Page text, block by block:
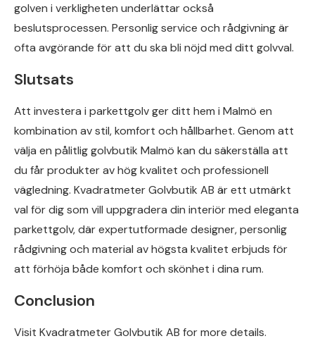
golven i verkligheten underlättar också
beslutsprocessen. Personlig service och rådgivning är
ofta avgörande för att du ska bli nöjd med ditt golvval.
Slutsats
Att investera i parkettgolv ger ditt hem i Malmö en
kombination av stil, komfort och hållbarhet. Genom att
välja en pålitlig golvbutik Malmö kan du säkerställa att
du får produkter av hög kvalitet och professionell
vägledning. Kvadratmeter Golvbutik AB är ett utmärkt
val för dig som vill uppgradera din interiör med eleganta
parkettgolv, där expertutformade designer, personlig
rådgivning och material av högsta kvalitet erbjuds för
att förhöja både komfort och skönhet i dina rum.
Conclusion
Visit Kvadratmeter Golvbutik AB for more details.